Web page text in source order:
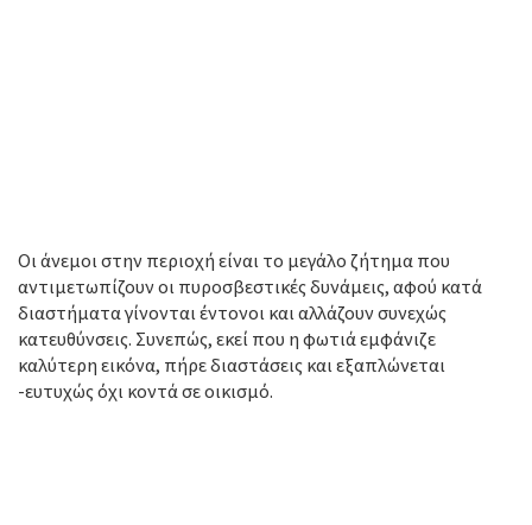
Οι άνεμοι στην περιοχή είναι το μεγάλο ζήτημα που
αντιμετωπίζουν οι πυροσβεστικές δυνάμεις, αφού κατά
διαστήματα γίνονται έντονοι και αλλάζουν συνεχώς
κατευθύνσεις. Συνεπώς, εκεί που η φωτιά εμφάνιζε
καλύτερη εικόνα, πήρε διαστάσεις και εξαπλώνεται
-ευτυχώς όχι κοντά σε οικισμό.